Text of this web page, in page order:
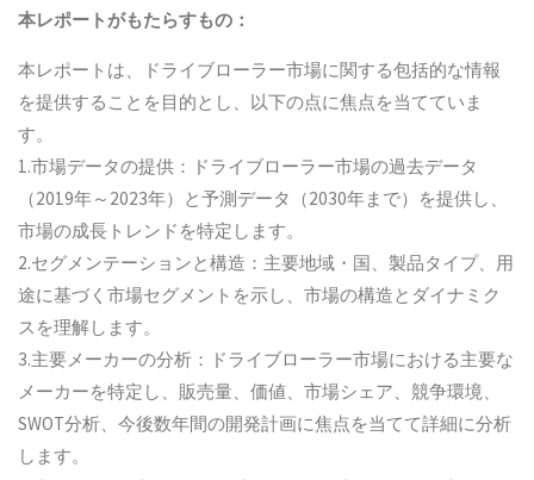
本レポートがもたらすもの：
本レポートは、ドライブローラー市場に関する包括的な情報
を提供することを目的とし、以下の点に焦点を当てていま
す。
1.市場データの提供：ドライブローラー市場の過去データ
（2019年～2023年）と予測データ（2030年まで）を提供し、
市場の成長トレンドを特定します。
2.セグメンテーションと構造：主要地域・国、製品タイプ、用
途に基づく市場セグメントを示し、市場の構造とダイナミク
スを理解します。
3.主要メーカーの分析：ドライブローラー市場における主要な
メーカーを特定し、販売量、価値、市場シェア、競争環境、
SWOT分析、今後数年間の開発計画に焦点を当てて詳細に分析
します。